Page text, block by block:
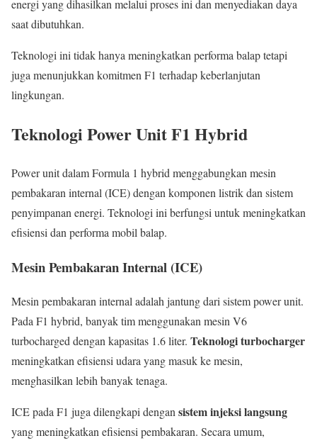
energi yang dihasilkan melalui proses ini dan menyediakan daya
saat dibutuhkan.
Teknologi ini tidak hanya meningkatkan performa balap tetapi
juga menunjukkan komitmen F1 terhadap keberlanjutan
lingkungan.
Teknologi Power Unit F1 Hybrid
Power unit dalam Formula 1 hybrid menggabungkan mesin
pembakaran internal (ICE) dengan komponen listrik dan sistem
penyimpanan energi. Teknologi ini berfungsi untuk meningkatkan
efisiensi dan performa mobil balap.
Mesin Pembakaran Internal (ICE)
Mesin pembakaran internal adalah jantung dari sistem power unit.
Pada F1 hybrid, banyak tim menggunakan mesin V6
turbocharged dengan kapasitas 1.6 liter. Teknologi turbocharger
meningkatkan efisiensi udara yang masuk ke mesin,
menghasilkan lebih banyak tenaga.
ICE pada F1 juga dilengkapi dengansistem injeksi langsung
yang meningkatkan efisiensi pembakaran. Secara umum,